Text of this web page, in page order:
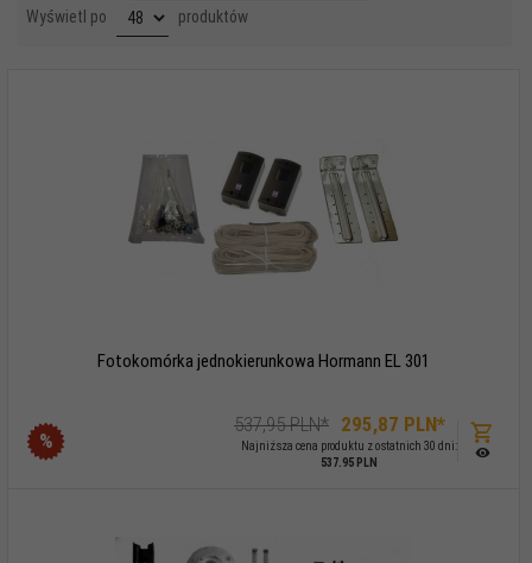
Wyświetl po pop produktów
%
295,87 PLN*
537,95 PLN*
Najniższa cena produktu z ostatnich 30 dni:
537.95 PLN
Fotokomórka jednokierunkowa Hormann EL 301